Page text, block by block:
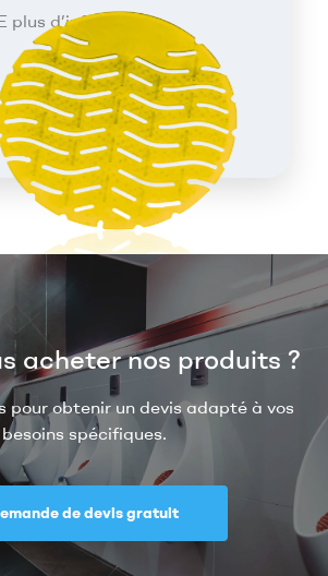
plus d’information
acheter nos produits ?
pour obtenir un devis adapté à vos
besoins spécifiques.
de devis gratuit